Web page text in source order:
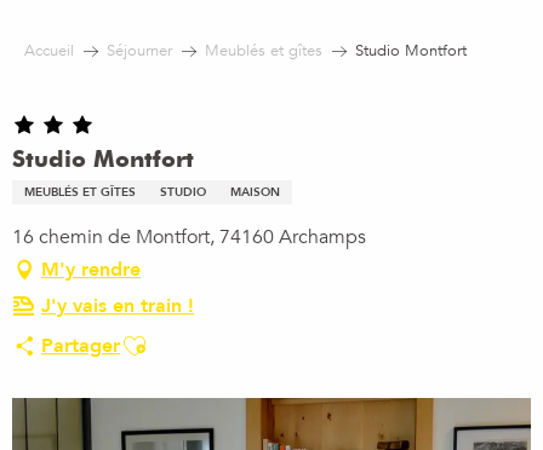
Accueil Séjourner Meublés et gîtes Studio Montfort
Studio Montfort
MEUBLÉS ET GÎTES STUDIO MAISON
16 chemin de Montfort, 74160 Archamps
M'y rendre
J'y vais en train !
PartagerAjouter aux favoris